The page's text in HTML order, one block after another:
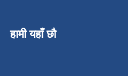
हामी यहाँ छौ